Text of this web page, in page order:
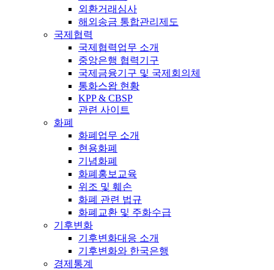
외환거래심사
해외송금 통합관리제도
국제협력
국제협력업무 소개
중앙은행 협력기구
국제금융기구 및 국제회의체
통화스왑 현황
KPP & CBSP
관련 사이트
화폐
화폐업무 소개
현용화폐
기념화폐
화폐홍보교육
위조 및 훼손
화폐 관련 법규
화폐교환 및 주화수급
기후변화
기후변화대응 소개
기후변화와 한국은행
경제통계